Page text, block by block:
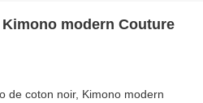
modern Couture